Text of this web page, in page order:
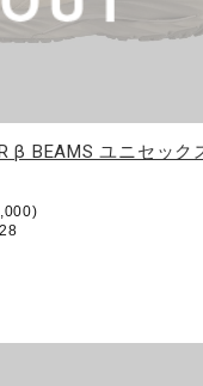
β BEAMS ユニセック